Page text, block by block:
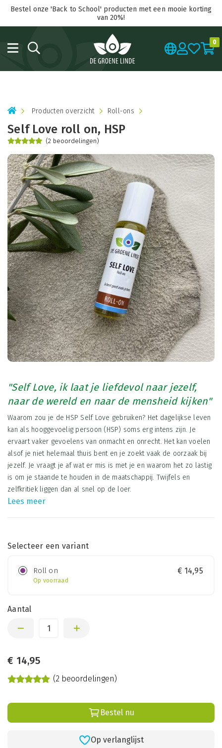
Bestel onze 'Back to School' producten met een mooie korting
van 20%!
0
Producten overzicht Roll-ons
Self Love roll on, HSP
(2 beoordelingen)
"Self Love, ik laat je liefdevol naar jezelf,
naar de wereld en naar de mensheid kijken"
Waarom zou je de HSP Self Love gebruiken? Het dagelijkse leven
kan als hooggevoelig persoon (HSP) soms erg intens zijn. Je
ervaart vaker gevoelens van onmacht en onrecht. Het kan voelen
alsof je niet helemaal thuis bent en je zoekt vaak de oorzaak bij
jezelf. Je vraagt je af wat er mis is met je en waarom het zo lastig
is om je staande te houden in de maatschappij. Twijfels en
zelfkritiek liggen dan al snel op de loer.
Lees meer
Selecteer een variant
Roll on
Op voorraad
€ 14,95
Aantal
€ 14,95
(2 beoordelingen)
Bestel nu
Op verlanglijst